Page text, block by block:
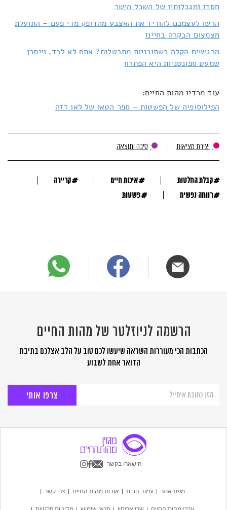
חסדו ומגבלותיו של השכל הישר
הרשו לעצמכם להוריד את האצבע מהדופק מדי פעם – התועלת
מצמצום הבקרה בחיינו
מרגישים הקלה כשתוכניות מתבטלות? אתם לא לבד, וייתכן
שמעט ספונטניות היא הפתרון
עוד מרדיו מהות החיים:
הפילוסופיה של הפשטות – ספר הטאו של לאו דזה
יצירת מציאות סיבה ותוצאה
#קבלת החלטות #איכות חיים #קריירה
#רווחה נפשית #פשטות
הרשמה לניוזלטר של מהות החיים
הכתבות הכי מעוררות השראה שיעשו לכם טוב על הלב אצלכם בתיבת
הדואר אחת לשבוע
לניוזלטר
החיים
הישארו בקשר
מפת אתר עמוד הבית אודות מהות החיים צרו קשר